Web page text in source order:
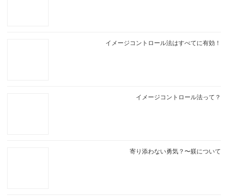
イメージコントロール法はすべてに有効！
イメージコントロール法って？
寄り添わない勇気？〜躾について